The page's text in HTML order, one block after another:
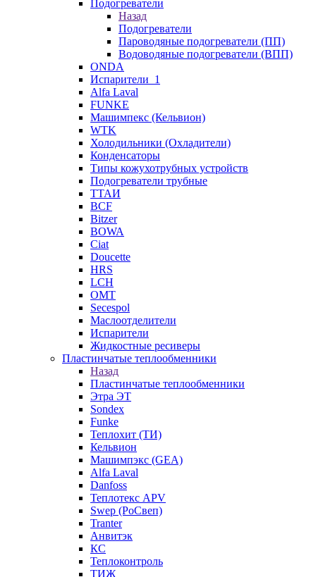
Подогреватели
Назад
Подогреватели
Пароводяные подогреватели (ПП)
Водоводяные подогреватели (ВПП)
ONDA
Испарители_1
Alfa Laval
FUNKE
Машимпекс (Кельвион)
WTK
Холодильники (Охладители)
Конденсаторы
Типы кожухотрубных устройств
Подогреватели трубные
ТТАИ
BCF
Bitzer
BOWA
Ciat
Doucette
HRS
LCH
OMT
Secespol
Маслоотделители
Испарители
Жидкостные ресиверы
Пластинчатые теплообменники
Назад
Пластинчатые теплообменники
Этра ЭТ
Sondex
Funke
Теплохит (ТИ)
Кельвион
Машимпэкс (GEA)
Alfa Laval
Danfoss
Теплотекс APV
Swep (РоСвеп)
Tranter
Анвитэк
КС
Теплоконтроль
ТИЖ